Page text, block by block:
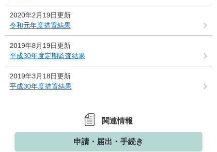
2020年2月19日更新
令和元年度措置結果
2019年8月19日更新
平成30年度定期監査結果
2019年3月18日更新
平成30年度措置結果
関連情報
申請・届出・手続き